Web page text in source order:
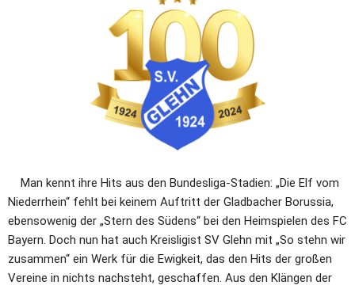
Man kennt ihre Hits aus den Bundesliga-Stadien: „Die Elf vom
Niederrhein“ fehlt bei keinem Auftritt der Gladbacher Borussia,
ebensowenig der „Stern des Südens“ bei den Heimspielen des FC
Bayern. Doch nun hat auch Kreisligist SV Glehn mit „So stehn wir
zusammen“ ein Werk für die Ewigkeit, das den Hits der großen
Vereine in nichts nachsteht, geschaffen. Aus den Klängen der